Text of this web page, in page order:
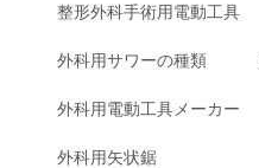
整形外科手術用電動工具
外科用サワーの種類
外科用電動工具メーカー
外科用矢状鋸